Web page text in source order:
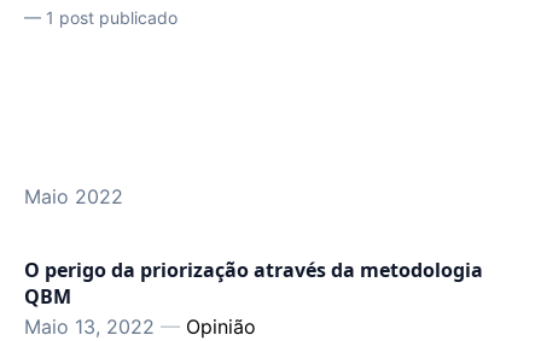
— 1 post publicado
Maio 2022
O perigo da priorização através da metodologia
QBM
Maio 13, 2022 — Opinião